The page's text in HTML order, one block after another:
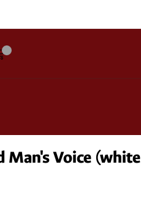
Man's Voice (white